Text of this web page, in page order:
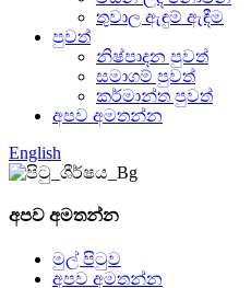
තුවාල ඇඳුම් ඇඳීම
පුවත්
නිෂ්පාදන පුවත්
සමාගම් පුවත්
කර්මාන්ත පුවත්
අපව අමතන්න
English
අපව අමතන්න
මුල් පිටුව
අපව අමතන්න